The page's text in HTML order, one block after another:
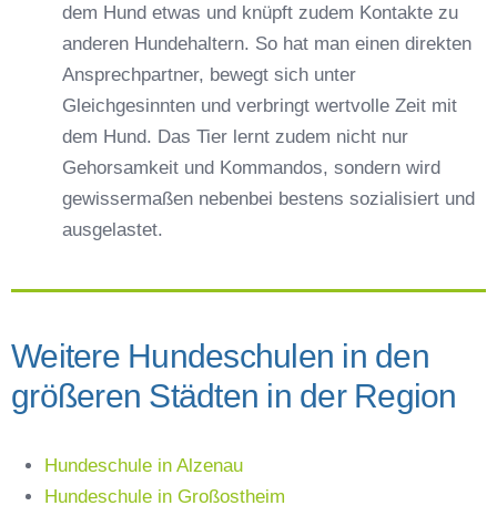
dem Hund etwas und knüpft zudem Kontakte zu
anderen Hundehaltern. So hat man einen direkten
Ansprechpartner, bewegt sich unter
Gleichgesinnten und verbringt wertvolle Zeit mit
dem Hund. Das Tier lernt zudem nicht nur
Gehorsamkeit und Kommandos, sondern wird
gewissermaßen nebenbei bestens sozialisiert und
ausgelastet.
Weitere Hundeschulen in den
größeren Städten in der Region
Hundeschule in Alzenau
Hundeschule in Großostheim